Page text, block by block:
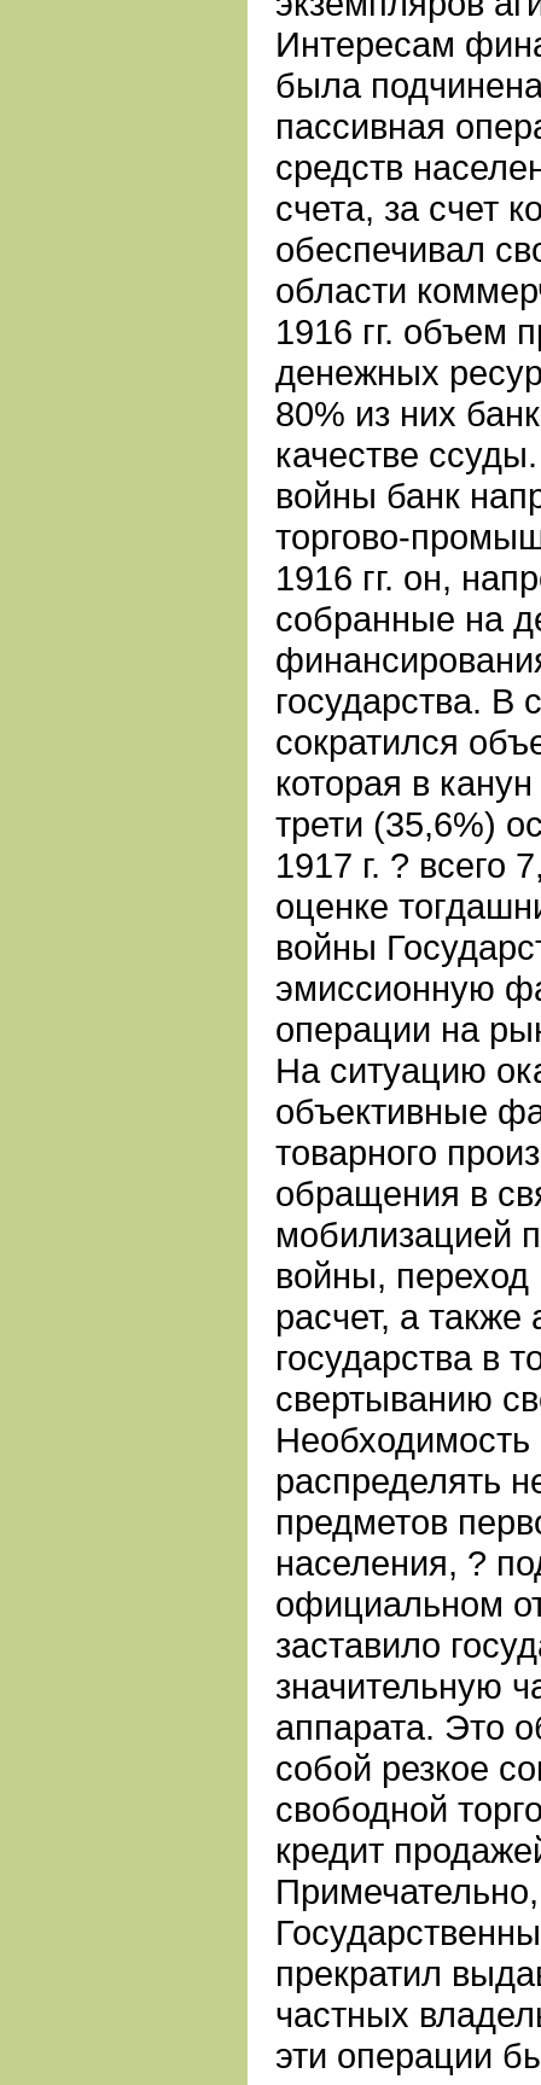
Интересам
была
пассивная
средств
счета, за счет
обеспечивал
области
1916 гг. объем
денежных
80% из них
качестве
войны банк
торгово-
1916 гг. он,
собранные на
государства. В
сократился
которая в
трети (35,6%)
1917 г. ? всего
оценке
войны
эмиссионную
операции на
На ситуацию
объективные
товарного
обращения в
мобилизацией
войны,
расчет, а также
государства в
свертыванию
распределять
предметов
населения, ?
официальном
заставило
значительную
аппарата. Это
собой резкое
свободной
кредит
прекратил
частных
эти операции